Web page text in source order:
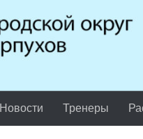
Новости Тренеры